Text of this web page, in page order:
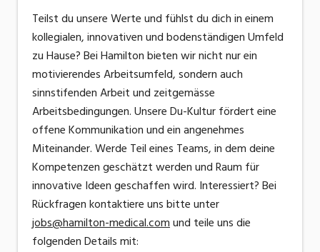
Teilst du unsere Werte und fühlst du dich in einem
kollegialen, innovativen und bodenständigen Umfeld
zu Hause? Bei Hamilton bieten wir nicht nur ein
motivierendes Arbeitsumfeld, sondern auch
sinnstifenden Arbeit und zeitgemässe
Arbeitsbedingungen. Unsere Du-Kultur fördert eine
offene Kommunikation und ein angenehmes
Miteinander. Werde Teil eines Teams, in dem deine
Kompetenzen geschätzt werden und Raum für
innovative Ideen geschaffen wird. Interessiert? Bei
Rückfragen kontaktiere uns bitte unter
jobs@hamilton-medical.comund teile uns die
folgenden Details mit: